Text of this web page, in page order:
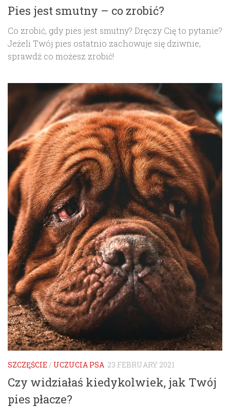
Pies jest smutny – co zrobić?
Co zrobić, gdy pies jest smutny? Dręczy Cię to pytanie?
Jeżeli Twój pies ostatnio zachowuje się dziwnie,
sprawdź co możesz zrobić!
SZCZĘŚCIE/ UCZUCIA PSA 23 FEBRUARY 2021
Czy widziałaś kiedykolwiek, jak Twój
pies płacze?